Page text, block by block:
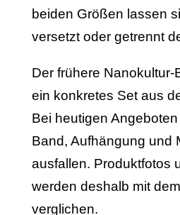
beiden Größen lassen
versetzt oder getrennt
Der frühere Nanokultur-
ein konkretes Set aus
Bei heutigen
Band, Aufhängung und
ausfallen. Produktfotos
werden deshalb mit
verglichen.